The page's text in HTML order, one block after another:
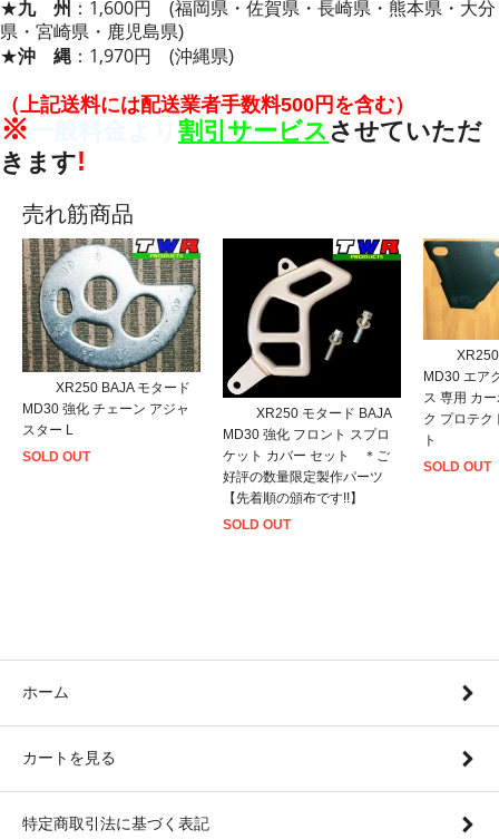
★九 州 ： 1,600円 (福岡県・佐賀県・長崎県・熊本県・大分
県・宮崎県・鹿児島県)
★沖 縄 ： 1,970円 (沖縄県)
（上記送料には配送業者手数料500円を含む）
※ 割引サービス させていただ
きます!
売れ筋商品
XR250 BAJA モタード
MD30 強化 チェーン アジャ
スター L
SOLD OUT
XR250 モタード BAJA
MD30 強化 フロント スプロ
ケット カバー セット ＊ご
好評の数量限定製作パーツ
【先着順の頒布です!!】
SOLD OUT
MD30 エア
ス 専用 カ
ク プロテク
ト
SOLD OUT
ホーム
カートを見る
特定商取引法に基づく表記